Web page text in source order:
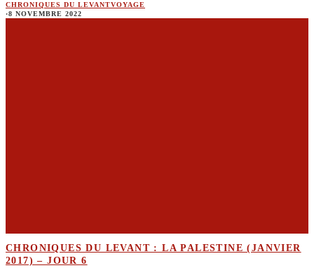
CHRONIQUES DU LEVANTVOYAGE
·8 NOVEMBRE 2022
CHRONIQUES DU LEVANT : LA PALESTINE (JANVIER
2017) – JOUR 6